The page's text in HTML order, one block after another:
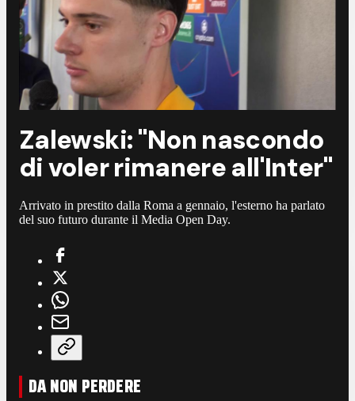
Zalewski: "Non nascondo
di voler rimanere all'Inter"
Arrivato in prestito dalla Roma a gennaio, l'esterno ha parlato
del suo futuro durante il Media Open Day.
DA NON PERDERE